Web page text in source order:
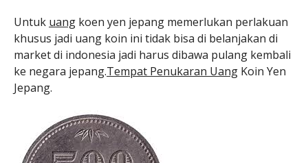
Untuk uang koen yen jepang memerlukan perlakuan
khusus jadi uang koin ini tidak bisa di belanjakan di
market di indonesia jadi harus dibawa pulang kembali
ke negara jepang.Tempat Penukaran Uang Koin Yen
Jepang.